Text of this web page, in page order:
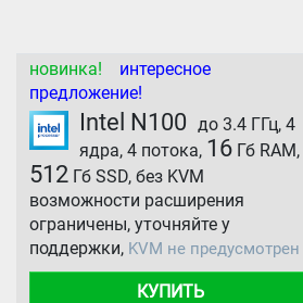
новинка! интересное
предложение!
Intel N100 до 3.4 ГГц, 4
ядра, 4 потока, 16Гб RAM,
512 Гб SSD, без KVM
возможности расширения
ограничены, уточняйте у
поддержки, KVM не предусмотрен
КУПИТЬ